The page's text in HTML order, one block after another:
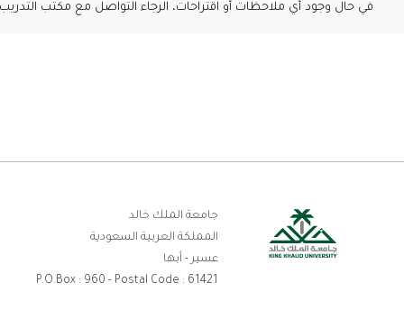
في حال وجود أي ملاحظات أو اقتراحات، الرجاء التواصل مع مكتب
جامعة الملك خالد
المملكة العربية السعودية
عسير - أبها
P.O.Box : 960 - Postal Code : 61421